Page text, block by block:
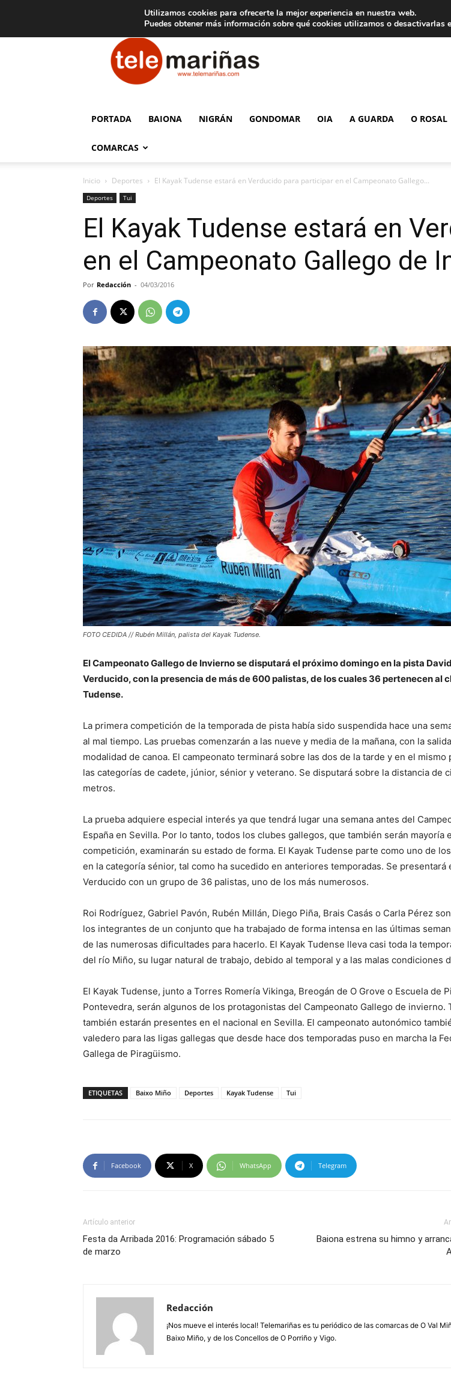
Aviso legal Tarifas de publicidad
Telemariñas
PORTADA BAIONA NIGRÁN GONDOMAR OIA A GUARDA O ROSAL
COMARCAS
Inicio Deportes El Kayak Tudense estará en Verducido para participar en el Campeonato Gallego...
Deportes Tui
El Kayak Tudense estará en
en el Campeonato Gallego de
Por Redacción - 04/03/2016
FOTO CEDIDA // Rubén Millán, palista del Kayak Tudense.
El Campeonato Gallego de Invierno se disputará el próximo domingo en la pista
Verducido, con la presencia de más de 600 palistas, de los cuales 36 pertenecen al
Tudense.
La primera competición de la temporada de pista había sido suspendida hace una
al mal tiempo. Las pruebas comenzarán a las nueve y media de la mañana, con la
modalidad de canoa. El campeonato terminará sobre las dos de la tarde y en el mismo
las categorías de cadete, júnior, sénior y veterano. Se disputará sobre la distancia de
metros.
La prueba adquiere especial interés ya que tendrá lugar una semana antes del
España en Sevilla. Por lo tanto, todos los clubes gallegos, que también serán mayoría
competición, examinarán su estado de forma. El Kayak Tudense parte como uno de
en la categoría sénior, tal como ha sucedido en anteriores temporadas. Se presentará
Verducido con un grupo de 36 palistas, uno de los más numerosos.
Roi Rodríguez, Gabriel Pavón, Rubén Millán, Diego Piña, Brais Casás o Carla Pérez
los integrantes de un conjunto que ha trabajado de forma intensa en las últimas
de las numerosas dificultades para hacerlo. El Kayak Tudense lleva casi toda la
del río Miño, su lugar natural de trabajo, debido al temporal y a las malas condiciones
El Kayak Tudense, junto a Torres Romería Vikinga, Breogán de O Grove o Escuela de
Pontevedra, serán algunos de los protagonistas del Campeonato Gallego de invierno.
también estarán presentes en el nacional en Sevilla. El campeonato autonómico
valedero para las ligas gallegas que desde hace dos temporadas puso en marcha la
Gallega de Piragüismo.
ETIQUETAS Baixo Miño Deportes Kayak Tudense Tui
Facebook X WhatsApp Telegram
Artículo anterior
Festa da Arribada 2016: Programación sábado 5
de marzo
Baiona estrena su himno y
Redacción
¡Nos mueve el interés local! Telemariñas es tu periódico de las comarcas de O Val
Baixo Miño, y de los Concellos de O Porriño y Vigo.
Utilizamos cookies para ofrecerte la mejor experiencia en nuestra web.
Puedes obtener más información sobre qué cookies utilizamos o desactivarlas